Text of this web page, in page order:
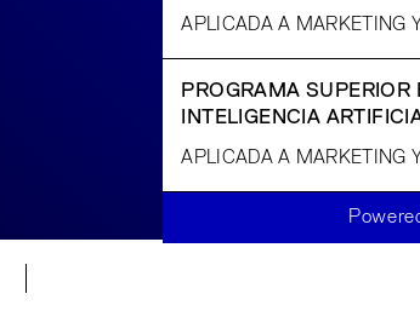
GENERATIVA
APLICADA A MARKETING
PROGRAMA SUPERIOR
INTELIGENCIA
GENERATIVA
APLICADA A MARKETING